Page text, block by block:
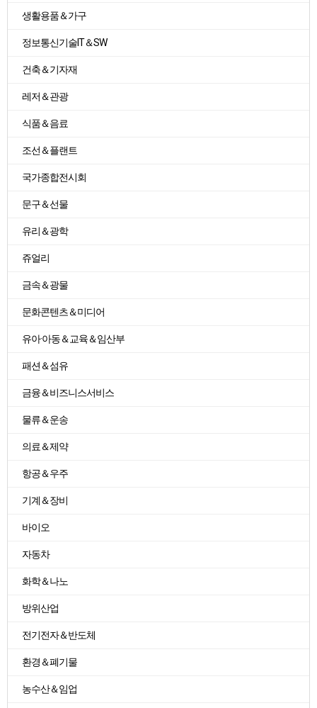
생활용품＆가구
정보통신기술IT＆SW
건축＆기자재
레저＆관광
식품＆음료
조선＆플랜트
국가종합전시회
문구＆선물
유리＆광학
쥬얼리
금속＆광물
문화콘텐츠＆미디어
유아·아동＆교육＆임산부
패션＆섬유
금융＆비즈니스서비스
물류＆운송
의료＆제약
항공＆우주
기계＆장비
바이오
자동차
화학＆나노
방위산업
전기전자＆반도체
환경＆폐기물
농수산＆임업